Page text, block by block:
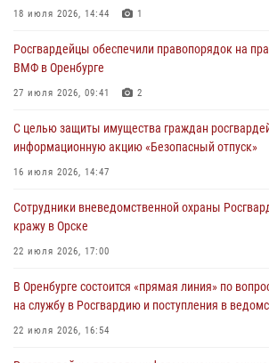
27 июля 2026, 09:41 2
Росгвардейцы предотвратили трагедию: спасен
жизненной ситуации (ВИДЕО)
26 июля 2026, 10:09 1
Росгвардейцы Оренбургской области проверили
образовательных учреждений к новому
24 июля 2026, 09:32
Итоги работы Управления вневедомственной
по Оренбургской области за первое полугодие
23 июля 2026, 12:07
18 июля 2026, 14:44 1
Росгвардейцы обеспечили правопорядок на
ВМФ в Оренбурге
27 июля 2026, 09:41 2
С целью защиты имущества граждан
информационную акцию «Безопасный отпуск»
16 июля 2026, 14:47
Сотрудники вневедомственной охраны
кражу в Орске
22 июля 2026, 17:00
В Оренбурге состоится «прямая линия» по
на службу в Росгвардию и поступления в
22 июля 2026, 16:54